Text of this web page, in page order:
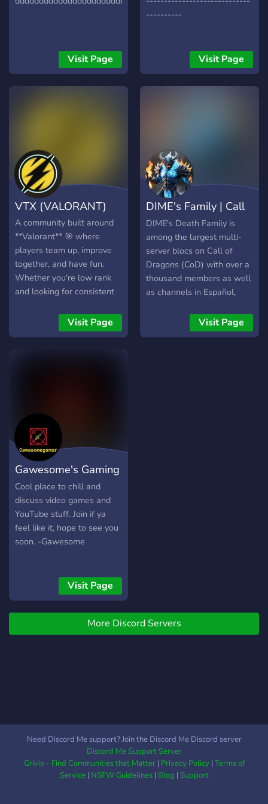
parte de una comunidad
que va más allá de lo
Visit Page
----------
Visit Page
VTX (VALORANT)
A community built around
**Valorant** 🎯 where
players team up, improve
together, and have fun.
Whether you're low rank
and looking for consistent
📈, or just want chill games
and customs 🎮, you'll
Visit Page
DIME's Family | Call
of Dragons
DIME's Death Family is
among the largest multi-
server blocs on Call of
Dragons (CoD) with over a
thousand members as well
as channels in Español,
язык, Bahasa Indonesia,
Português, Deutsch, Polski
Visit Page
Gawesome's Gaming
Community
Cool place to chill and
discuss video games and
YouTube stuff. Join if ya
feel like it, hope to see you
soon. -Gawesome
Visit Page
More Discord Servers
Need Discord Me support? Join the Discord Me Discord server
Discord Me Support Server
Grivio - Find Communities that Matter| Privacy Policy|Terms of
Service| NSFW Guidelines| Blog |Support